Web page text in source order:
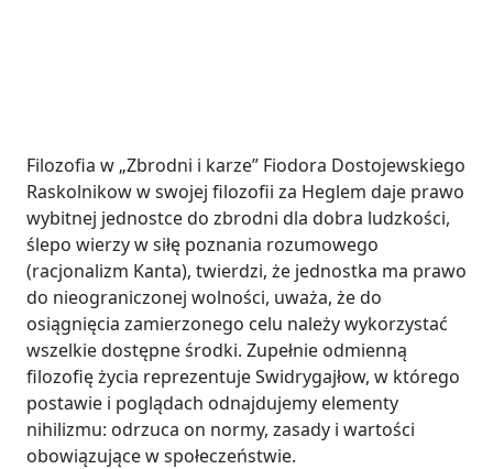
Filozofia w „Zbrodni i karze” Fiodora Dostojewskiego
Raskolnikow w swojej filozofii za Heglem daje prawo
wybitnej jednostce do zbrodni dla dobra ludzkości,
ślepo wierzy w siłę poznania rozumowego
(racjonalizm Kanta), twierdzi, że jednostka ma prawo
do nieograniczonej wolności, uważa, że do
osiągnięcia zamierzonego celu należy wykorzystać
wszelkie dostępne środki. Zupełnie odmienną
filozofię życia reprezentuje Swidrygajłow, w którego
postawie i poglądach odnajdujemy elementy
nihilizmu: odrzuca on normy, zasady i wartości
obowiązujące w społeczeństwie.